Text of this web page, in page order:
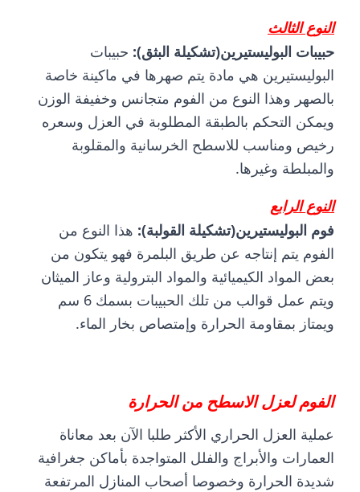
النوع الثالث
حبيبات البوليستيرين(تشكيلة البثق): حبيبات
البوليستيرين هي مادة يتم صهرها في ماكينة خاصة
بالصهر وهذا النوع من الفوم متجانس وخفيفة الوزن
ويمكن التحكم بالطبقة المطلوبة في العزل وسعره
رخيص ومناسب للاسطح الخرسانية والمقلوبة
والمبلطة وغيرها.
النوع الرابع
فوم البوليستيرين(تشكيلة القولبة): هذا النوع من
الفوم يتم إنتاجه عن طريق البلمرة فهو يتكون من
بعض المواد الكيميائية والمواد البترولية وعاز الميثان
ويتم عمل قوالب من تلك الحبيبات بسمك 6 سم
ويمتاز بمقاومة الحرارة وإمتصاص بخار الماء.
الفوم لعزل الاسطح من الحرارة
عملية العزل الحراري الأكثر طلبا الآن بعد معاناة
العمارات والأبراج والفلل المتواجدة بأماكن جغرافية
شديدة الحرارة وخصوصا أصحاب المنازل المرتفعة